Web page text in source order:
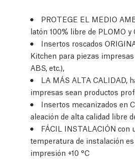
PROTEGE EL MEDIO
latón 100% libre de PLOMO y
Insertos roscados
Kitchen para piezas
ABS, etc.),
LA MÁS ALTA CALIDAD,
impresas sean productos
Insertos mecanizados en
aleación de alta calidad libre
FÁCIL INSTALACIÓN con
temperatura de instalación
impresión +10 °C